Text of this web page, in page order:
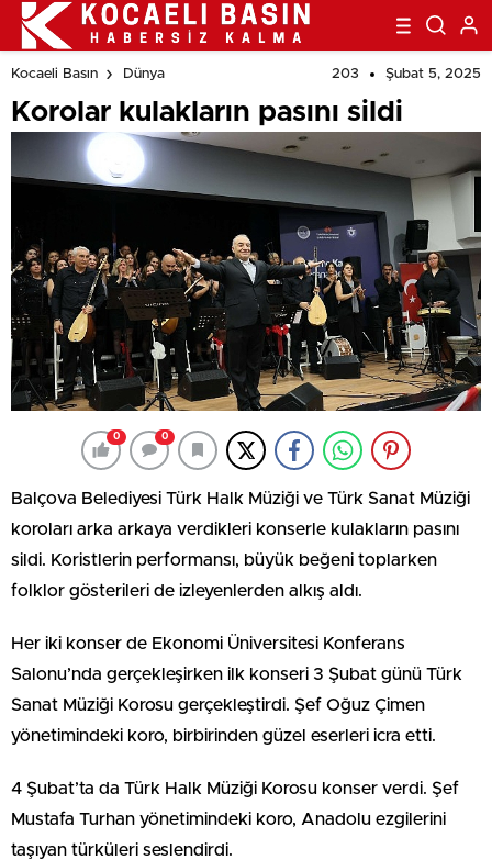
Kocaeli Basın Dünya 203 Şubat 5, 2025
Korolar kulakların pasını sildi
0 0
Balçova Belediyesi Türk Halk Müziği ve Türk Sanat Müziği
koroları arka arkaya verdikleri konserle kulakların pasını
sildi. Koristlerin performansı, büyük beğeni toplarken
folklor gösterileri de izleyenlerden alkış aldı.
Her iki konser de Ekonomi Üniversitesi Konferans
Salonu’nda gerçekleşirken ilk konseri 3 Şubat günü Türk
Sanat Müziği Korosu gerçekleştirdi. Şef Oğuz Çimen
yönetimindeki koro, birbirinden güzel eserleri icra etti.
4 Şubat’ta da Türk Halk Müziği Korosu konser verdi. Şef
Mustafa Turhan yönetimindeki koro, Anadolu ezgilerini
taşıyan türküleri seslendirdi.